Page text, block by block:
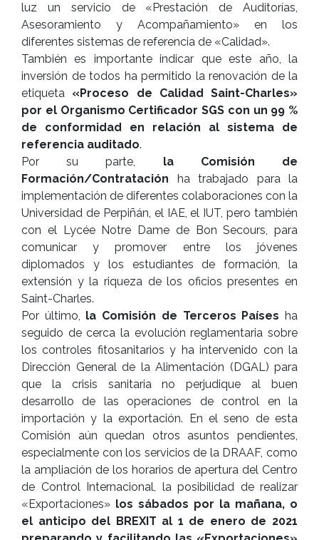
luz un servicio de «Prestación de Auditorías,
Asesoramiento y Acompañamiento» en los
diferentes sistemas de referencia de «Calidad».
También es importante indicar que este año, la
inversión de todos ha permitido la renovación de la
etiqueta «Proceso de Calidad Saint-Charles»
por el Organismo Certificador SGS con un 99 %
de conformidad en relación al sistema de
referencia auditado.
Por su parte, la Comisión de
Formación/Contratación ha trabajado para la
implementación de diferentes colaboraciones con la
Universidad de Perpiñán, el IAE, el IUT, pero también
con el Lycée Notre Dame de Bon Secours, para
comunicar y promover entre los jóvenes
diplomados y los estudiantes de formación, la
extensión y la riqueza de los oficios presentes en
Saint-Charles.
Por último,
la Comisión de Terceros Paísesha
seguido de cerca la evolución reglamentaria sobre
los controles fitosanitarios y ha intervenido con la
Dirección General de la Alimentación (DGAL) para
que la crisis sanitaria no perjudique al buen
desarrollo de las operaciones de control en la
importación y la exportación. En el seno de esta
Comisión aún quedan otros asuntos pendientes,
especialmente con los servicios de la DRAAF, como
la ampliación de los horarios de apertura del Centro
de Control Internacional, la posibilidad de realizar
«Exportaciones» los sábados por la mañana, o
el anticipo del BREXIT al 1 de enero de 2021